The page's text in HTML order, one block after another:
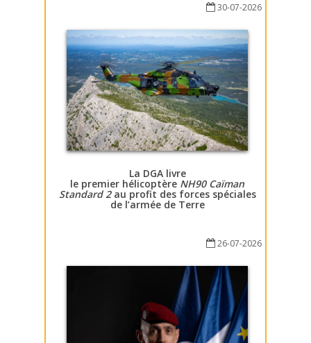
30-07-2026
La DGA livre
le premier hélicoptère NH90 Caïman
Standard 2au profit des forces spéciales
de l’armée de Terre
26-07-2026